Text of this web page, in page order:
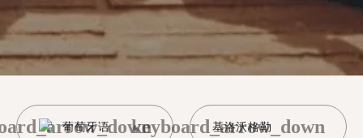
葡萄牙语 基洛沃格勒
keyboard_arrow_down